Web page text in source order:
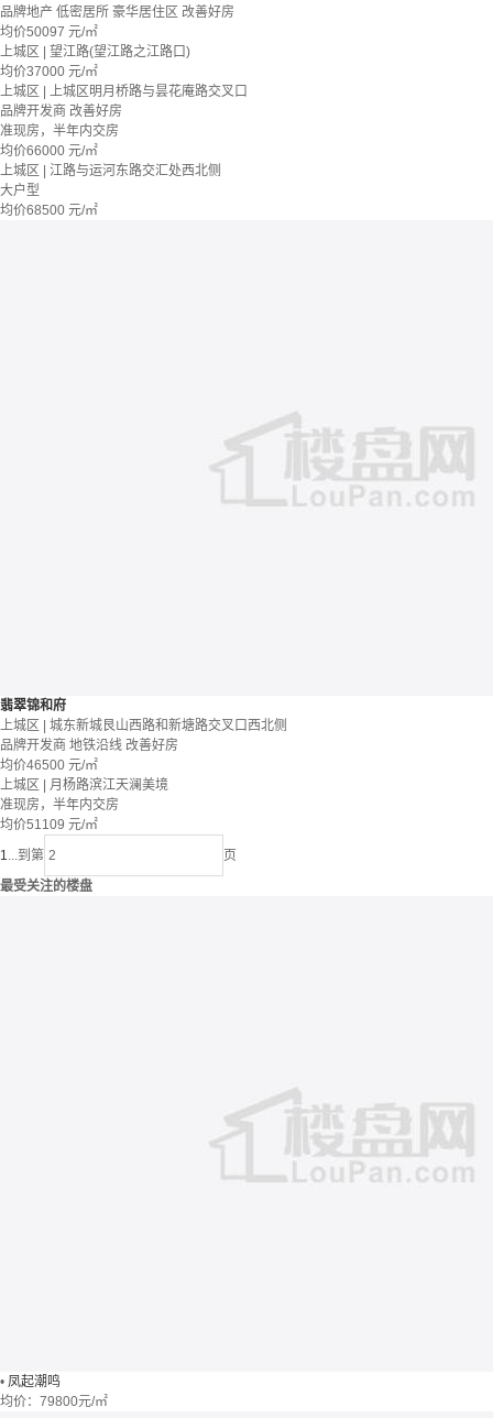
品牌地产 低密居所 豪华居住区 改善好房
均价50097 元/㎡
上城区 | 望江路(望江路之江路口)
均价37000 元/㎡
上城区 | 上城区明月桥路与昙花庵路交叉口
品牌开发商 改善好房
准现房，半年内交房
均价66000 元/㎡
上城区 | 江路与运河东路交汇处西北侧
大户型
均价68500 元/㎡
翡翠锦和府
上城区 | 城东新城艮山西路和新塘路交叉口西北侧
品牌开发商 地铁沿线 改善好房
均价46500 元/㎡
上城区 | 月杨路滨江天澜美境
准现房，半年内交房
均价51109 元/㎡
1...到第
页
最受关注的楼盘
• 凤起潮鸣
均价： 79800元/㎡